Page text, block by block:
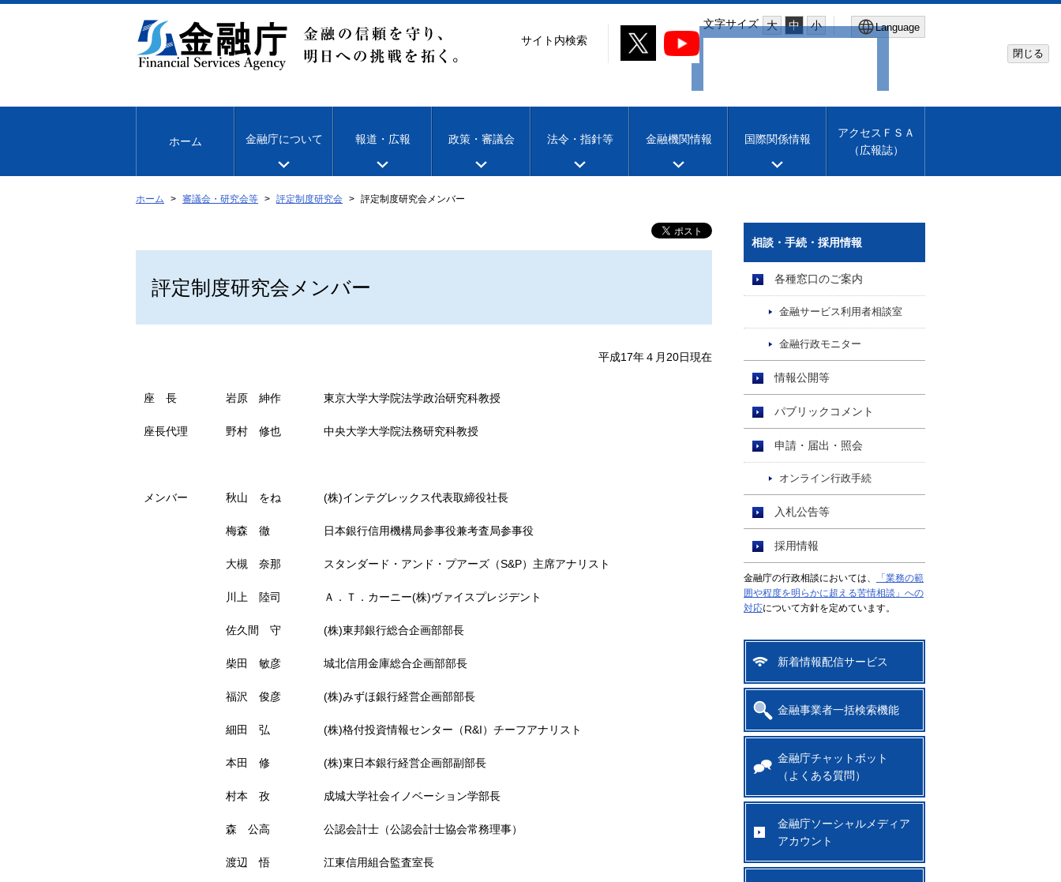
文
移
文字サイズ 大 中 小 Language
Machine translation
閉じる
サイト内検索
ホーム 金融庁について 報道・広報 政策・審議会 法令・指針等 金融機関情報 国際関係情報
アクセスＦＳＡ
（広報誌）
ホーム 審議会・研究会等 評定制度研究会 評定制度研究会メンバー
評定制度研究会メンバー
平成17年４月20日現在
座 長 岩原 紳作 東京大学大学院法学政治研究科教授
座長代理 野村 修也 中央大学大学院法務研究科教授
メンバー 秋山 をね (株)インテグレックス代表取締役社長
梅森 徹 日本銀行信用機構局参事役兼考査局参事役
大槻 奈那 スタンダード・アンド・プアーズ（S&P）主席アナリスト
川上 陸司 Ａ．Ｔ．カーニー(株)ヴァイスプレジデント
佐久間 守 (株)東邦銀行総合企画部部長
柴田 敏彦 城北信用金庫総合企画部部長
福沢 俊彦 (株)みずほ銀行経営企画部部長
細田 弘 (株)格付投資情報センター（R&I）チーフアナリスト
本田 修 (株)東日本銀行経営企画部副部長
村本 孜 成城大学社会イノベーション学部長
森 公高 公認会計士（公認会計士協会常務理事）
渡辺 悟 江東信用組合監査室長
相談・手続・採用情報
各種窓口のご案内
金融サービス利用者相談室
金融行政モニター
情報公開等
パブリックコメント
申請・届出・照会
オンライン行政手続
入札公告等
採用情報
金融庁の行政相談においては、
「業務の範
囲や程度を明らかに超える苦情相談」への
対応について方針を定めています。
新着情報配信サービス
金融事業者一括検索機能
金融庁チャットボット
（よくある質問）
金融庁ソーシャルメディア
アカウント